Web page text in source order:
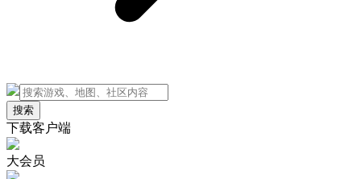
搜索
下载客户端
大会员